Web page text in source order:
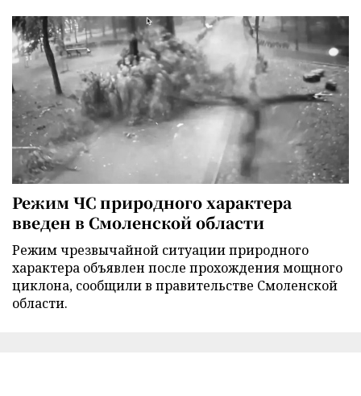
Режим ЧС природного характера
введен в Смоленской области
Режим чрезвычайной ситуации природного
характера объявлен после прохождения мощного
циклона, сообщили в правительстве Смоленской
области.